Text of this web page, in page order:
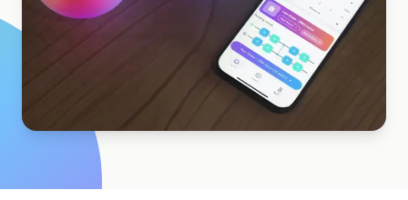
Manual do usuário
Aprendizado
Eventos